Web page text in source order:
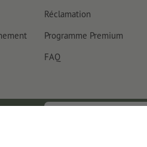
Réclamation
Programme Premium
FAQ